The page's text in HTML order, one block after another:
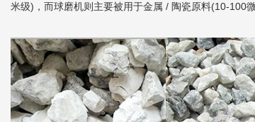
米级)，而球磨机则主要被用于金属 / 陶瓷原料(10-100微